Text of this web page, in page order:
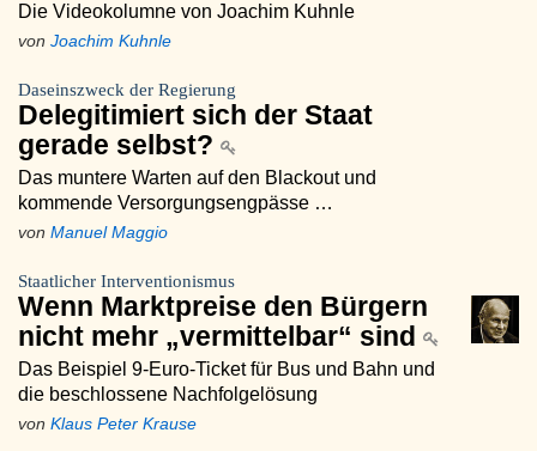
Die Videokolumne von Joachim Kuhnle
von Joachim Kuhnle
Daseinszweck der Regierung
Delegitimiert sich der Staat
gerade selbst?
Das muntere Warten auf den Blackout und
kommende Versorgungsengpässe …
von Manuel Maggio
Staatlicher Interventionismus
Wenn Marktpreise den Bürgern
nicht mehr „vermittelbar“ sind
Das Beispiel 9-Euro-Ticket für Bus und Bahn und
die beschlossene Nachfolgelösung
von Klaus Peter Krause